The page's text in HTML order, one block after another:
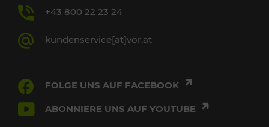
+43 800 22 23 24
kundenservice[at]vor.at
FOLGE UNS AUF FACEBOOK
ABONNIERE UNS AUF YOUTUBE